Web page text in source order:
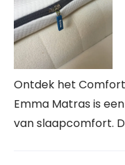
Ontdek het
Emma Matras is
van slaapcomfort.